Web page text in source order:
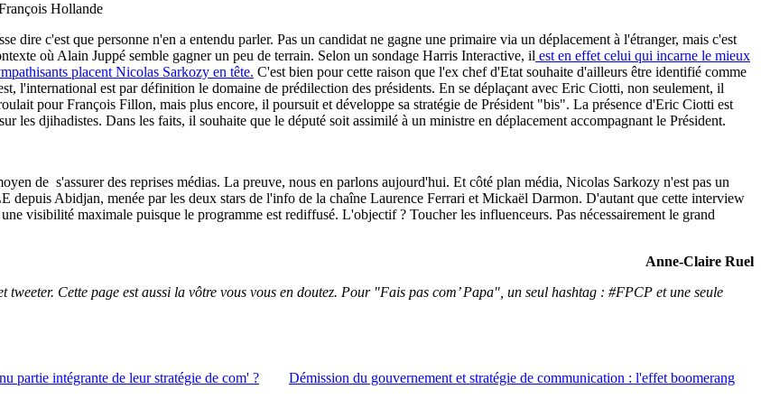
Hollande
dire c'est que personne n'en a entendu parler. Pas un candidat ne gagne une primaire via un déplacement à l'étranger, mais c'est
où Alain Juppé semble gagner un peu de terrain. Selon un sondage Harris Interactive, il est en effet celui qui incarne le mieux
placent Nicolas Sarkozy en tête. C'est bien pour cette raison que l'ex chef d'Etat souhaite d'ailleurs être identifié comme
l'international est par définition le domaine de prédilection des présidents. En se déplaçant avec Eric Ciotti, non seulement, il
pour François Fillon, mais plus encore, il poursuit et développe sa stratégie de Président "bis". La présence d'Eric Ciotti est
les djihadistes. Dans les faits, il souhaite que le député soit assimilé à un ministre en déplacement accompagnant le Président.
de s'assurer des reprises médias. La preuve, nous en parlons aujourd'hui. Et côté plan média, Nicolas Sarkozy n'est pas un
depuis Abidjan, menée par les deux stars de l'info de la chaîne Laurence Ferrari et Mickaël Darmon. D'autant que cette interview
visibilité maximale puisque le programme est rediffusé. L'objectif ? Toucher les influenceurs. Pas nécessairement le grand
Anne-Claire Ruel
tweeter. Cette page est aussi la vôtre vous vous en doutez. Pour "Fais pas com’ Papa", un seul hashtag : #FPCP et une seule
partie intégrante de leur stratégie de com' ?
Démission du gouvernement et stratégie de communication : l'effet boomerang